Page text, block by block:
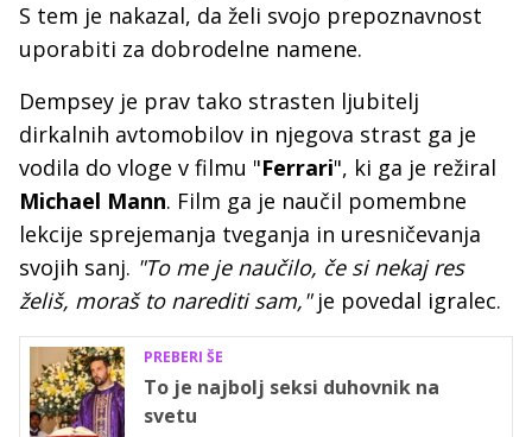
S tem je nakazal, da želi svojo prepoznavnost
uporabiti za dobrodelne namene.
Dempsey je prav tako strasten ljubitelj
dirkalnih avtomobilov in njegova strast ga je
vodila do vloge v filmu "Ferrari", ki ga je režiral
Michael Mann. Film ga je naučil pomembne
lekcije sprejemanja tveganja in uresničevanja
svojih sanj. "To me je naučilo, če si nekaj res
želiš, moraš to narediti sam,"je povedal igralec.
PREBERI ŠE
To je najbolj seksi duhovnik na
svetu